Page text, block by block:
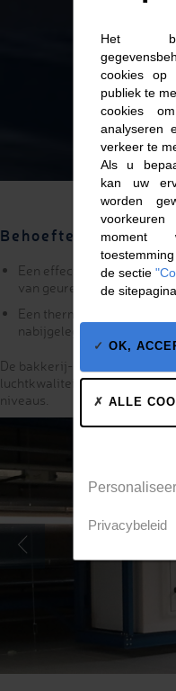
Behoeften
Een effectieve
van geuren op vettige
Een thermisch
nabijgelegen werkruimtes
De bakkerij-industrie vereist
luchtkwaliteit in termen van
niveaus.
Het
cookies op
publiek te
cookies
analyseren
verkeer te
Als u
kan uw
worden
de sectie
de
OK,
ALLE
Personaliseer
Privacybeleid